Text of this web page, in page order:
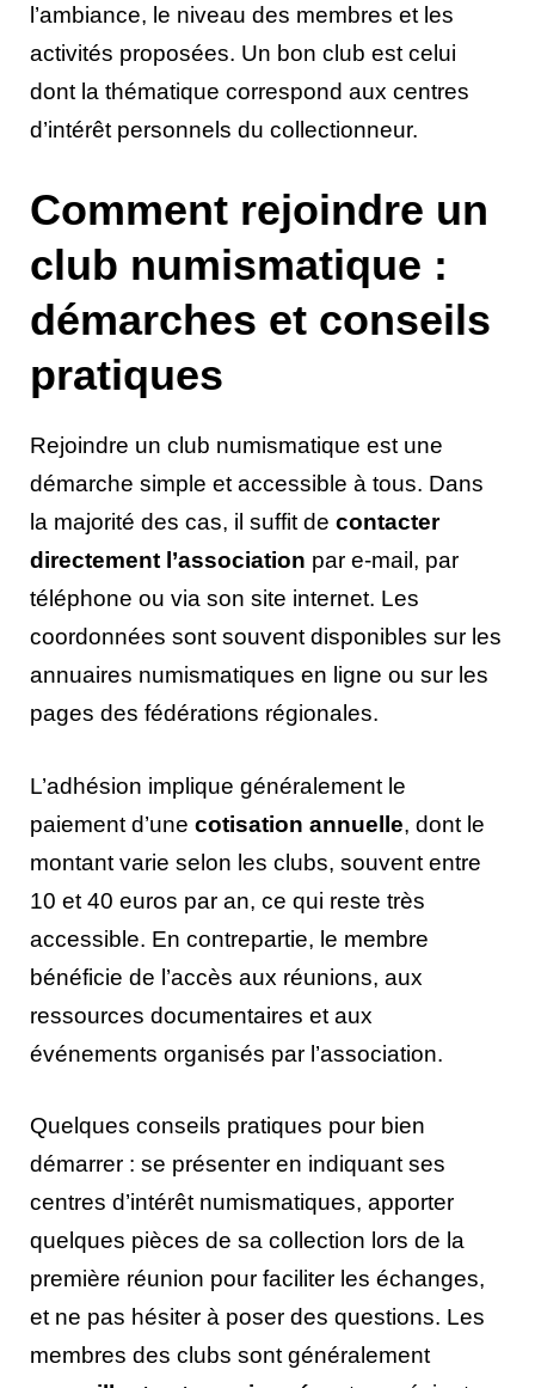
l’ambiance, le niveau des membres et les
activités proposées. Un bon club est celui
dont la thématique correspond aux centres
d’intérêt personnels du collectionneur.
Comment rejoindre un
club numismatique :
démarches et conseils
pratiques
Rejoindre un club numismatique est une
démarche simple et accessible à tous. Dans
la majorité des cas, il suffit de contacter
directement l’association par e-mail, par
téléphone ou via son site internet. Les
coordonnées sont souvent disponibles sur les
annuaires numismatiques en ligne ou sur les
pages des fédérations régionales.
L’adhésion implique généralement le
paiement d’une cotisation annuelle, dont le
montant varie selon les clubs, souvent entre
10 et 40 euros par an, ce qui reste très
accessible. En contrepartie, le membre
bénéficie de l’accès aux réunions, aux
ressources documentaires et aux
événements organisés par l’association.
Quelques conseils pratiques pour bien
démarrer : se présenter en indiquant ses
centres d’intérêt numismatiques, apporter
quelques pièces de sa collection lors de la
première réunion pour faciliter les échanges,
et ne pas hésiter à poser des questions. Les
membres des clubs sont généralement